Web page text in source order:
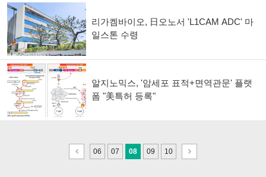
리가켐바이오, 日오노서 'L1CAM ADC' 마
일스톤 수령
알지노믹스, '암세포 표적+면역관문' 플랫
폼 "美특허 등록"
이
전
06 07 08 09 10
다
음